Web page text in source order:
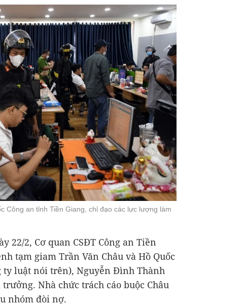
Công an tỉnh Tiền Giang, chỉ đạo các lực lượng làm
22/2, Cơ quan CSĐT Công an Tiền
tạm giam Trần Văn Châu và Hồ Quốc
ty luật nói trên), Nguyễn Đình Thành
Nhà chức trách cáo buộc Châu
nhóm đòi nợ.